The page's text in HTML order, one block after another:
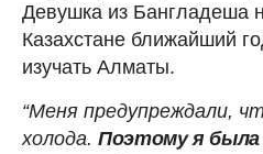
Девушка из Бангладеша
Казахстане ближайший
изучать Алматы.
“Меня предупреждали,
холода. Поэтому я